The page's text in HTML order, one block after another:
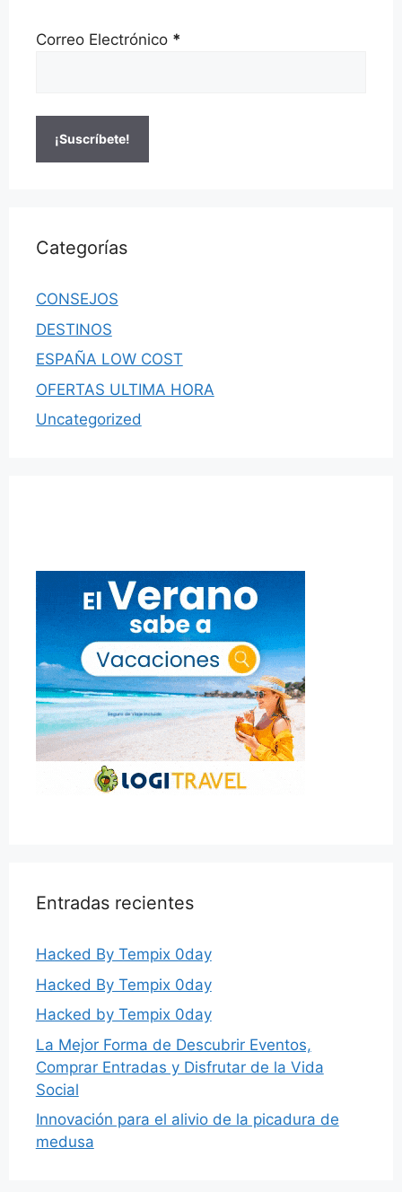
Correo Electrónico *
Categorías
CONSEJOS
DESTINOS
ESPAÑA LOW COST
OFERTAS ULTIMA HORA
Uncategorized
Entradas recientes
Hacked By Tempix 0day
Hacked By Tempix 0day
Hacked by Tempix 0day
La Mejor Forma de Descubrir Eventos,
Comprar Entradas y Disfrutar de la Vida
Social
Innovación para el alivio de la picadura de
medusa